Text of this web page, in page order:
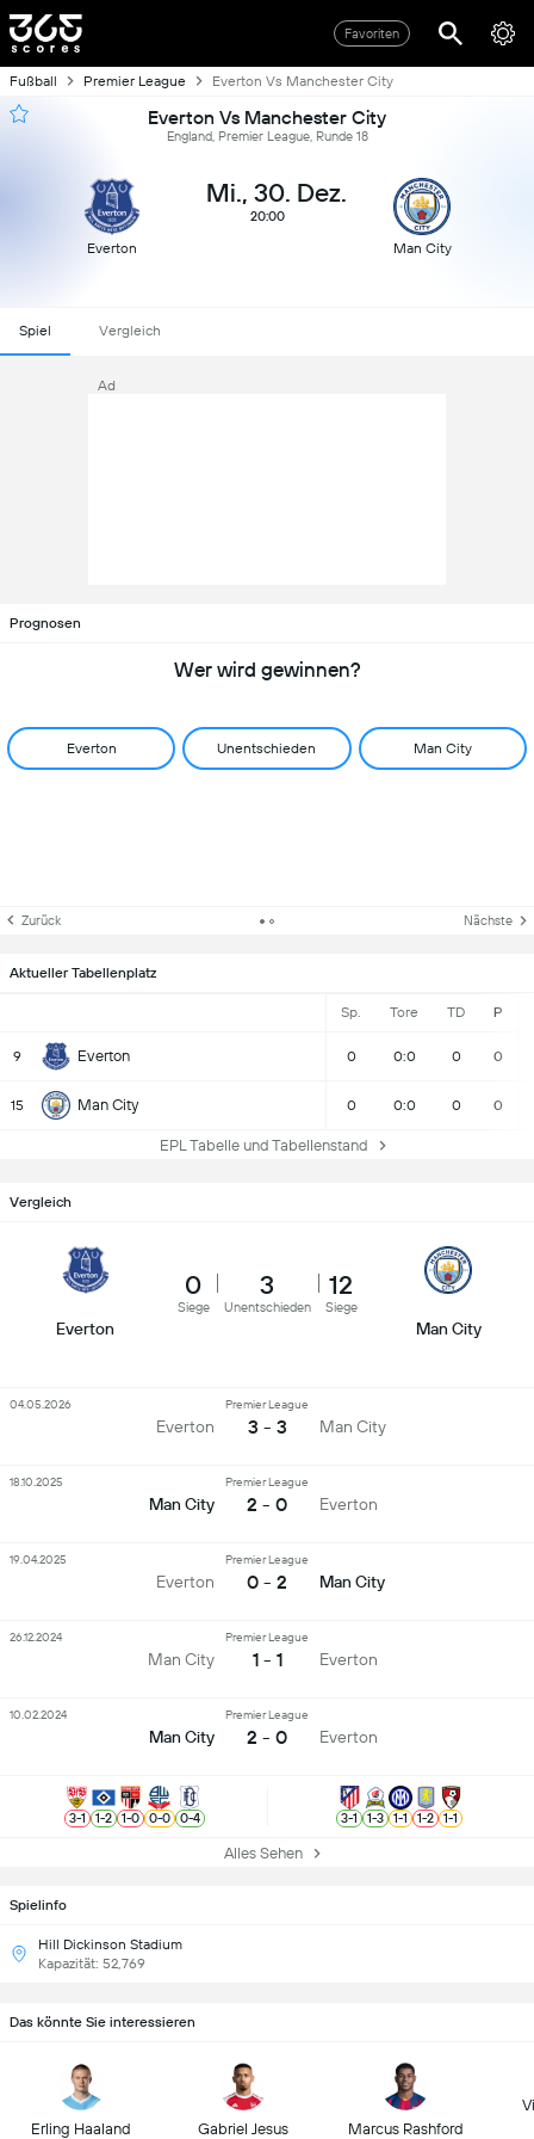
Favoriten
Fußball Premier League Everton Vs Manchester City
Everton Vs Manchester City
England, Premier League, Runde 18
Everton
Mi., 30. Dez.
20:00
Man City
Spiel Vergleich
Ad
Prognosen
Wer wird gewinnen?
Everton Unentschieden Man City
Zurück Nächste
Aktueller Tabellenplatz
Sp. Tore TD P
9 Everton 0 0:0 0 0
15 Man City 0 0:0 0 0
EPL Tabelle und Tabellenstand
Spielinfo
Hill Dickinson Stadium
Kapazität: 52,769
Vergleich
Everton
0
Siege
3
Unentschieden
12
Siege
Man City
Everton
Premier League
3 - 3 Man City
04.05.2026
Man City
Premier League
2 - 0 Everton
18.10.2025
Everton
Premier League
0 - 2 Man City
19.04.2025
Man City
Premier League
1 - 1 Everton
26.12.2024
Man City
Premier League
2 - 0 Everton
10.02.2024
3-1 1-2 1-0 0-0 0-4 3-1 1-3 1-1 1-2 1-1
Alles Sehen
Das könnte Sie interessieren
Erling Haaland Gabriel Jesus Marcus Rashford